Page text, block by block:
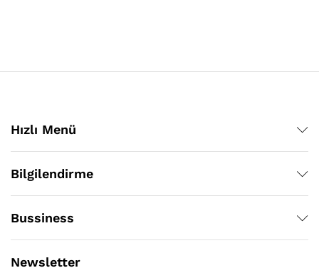
Hızlı Menü
Bilgilendirme
Bussiness
Newsletter